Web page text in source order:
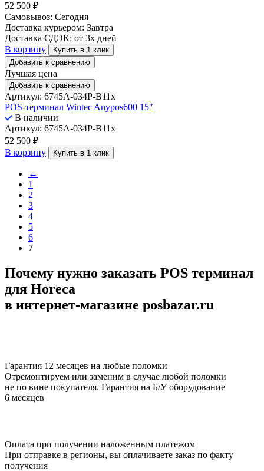
52 500 ₽
Самовывоз: Сегодня
Доставка курьером: Завтра
Доставка СДЭК: от 3х дней
В корзину
Купить в 1 клик
Добавить к сравнению
Лучшая цена
Добавить к сравнению
Артикул: 6745A-034P-B11x
POS-терминал Wintec Anypos600 15″
В наличии
Артикул: 6745A-034P-B11x
52 500 ₽
В корзину
Купить в 1 клик
←
1
2
3
4
5
6
7
Почему нужно заказать POS терминал
для Horeca
в интернет-магазине posbazar.ru
Гарантия 12 месяцев на любые поломки
Отремонтируем или заменим в случае любой поломки
не по вине покупателя. Гарантия на Б/У оборудование
6 месяцев
Оплата при получении наложенным платежом
При отправке в регионы, вы оплачиваете заказ по факту
получения